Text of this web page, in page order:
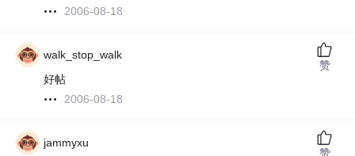
2006-08-18
walk_stop_walk
好帖
2006-08-18
赞
jammyxu
赞